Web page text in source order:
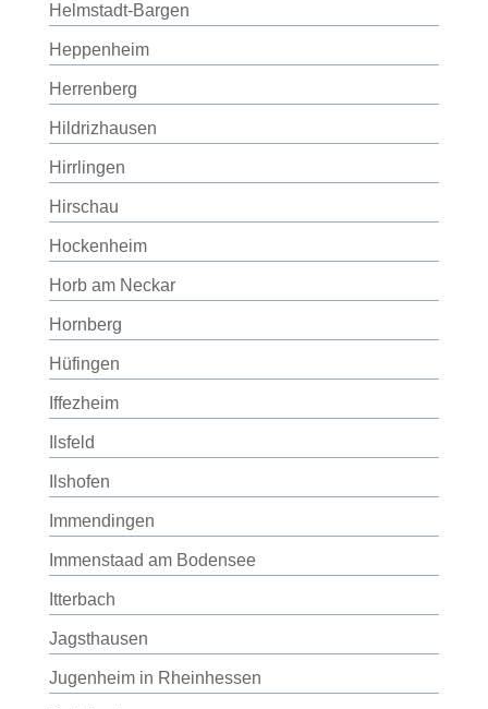
Helmstadt-Bargen
Heppenheim
Herrenberg
Hildrizhausen
Hirrlingen
Hirschau
Hockenheim
Horb am Neckar
Hornberg
Hüfingen
Iffezheim
Ilsfeld
Ilshofen
Immendingen
Immenstaad am Bodensee
Itterbach
Jagsthausen
Jugenheim in Rheinhessen